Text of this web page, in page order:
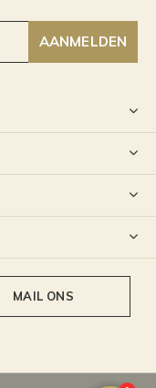
AANMELDEN
MAIL ONS